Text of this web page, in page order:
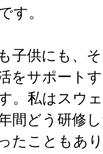
す。
子供にも、
をサポート
。私はスウ
間どう研修
たこともあ